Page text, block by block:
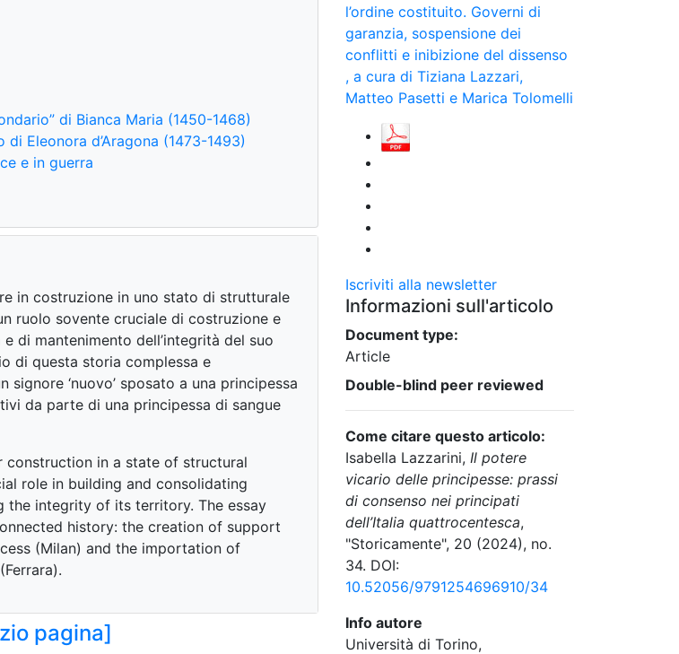
di Bianca Maria (1450-1468)
Eleonora d’Aragona (1473-1493)
e in guerra
in costruzione in uno stato di strutturale
ruolo sovente cruciale di costruzione e
di mantenimento dell’integrità del suo
di questa storia complessa e
‘nuovo’ sposato a una principessa
da parte di una principessa di sangue
construction in a state of structural
role in building and consolidating
the integrity of its territory. The essay
history: the creation of support
(Milan) and the importation of
pagina]
l’ordine costituito. Governi di
garanzia, sospensione dei
conflitti e inibizione del dissenso
, a cura di Tiziana Lazzari,
Matteo Pasetti e Marica Tolomelli
Iscriviti alla newsletter
Informazioni sull'articolo
Document type:
Article
Double-blind peer reviewed
Come citare questo articolo:
Isabella Lazzarini, Il potere
vicario delle principesse: prassi
di consenso nei principati
dell’Italia quattrocentesca,
"Storicamente", 20 (2024), no.
34. DOI:
10.52056/9791254696910/34
Info autore
Università di Torino,